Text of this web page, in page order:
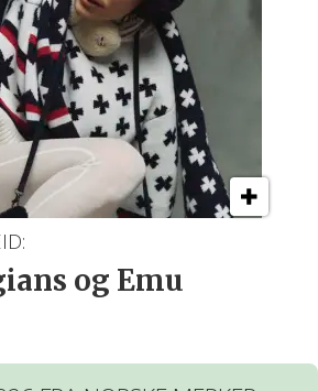
og Emu